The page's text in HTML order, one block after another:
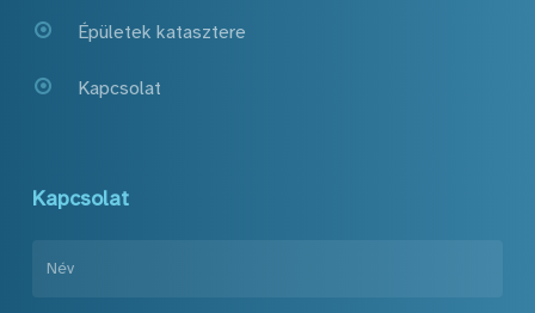
Épületek katasztere
Kapcsolat
Kapcsolat